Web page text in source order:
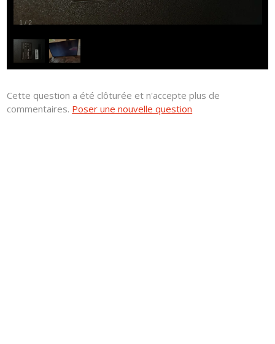
1 /2
Cette question a été clôturée et n'accepte plus de
commentaires. Poser une nouvelle question